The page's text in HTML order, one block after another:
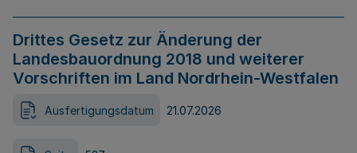
Drittes Gesetz zur Änderung der
Landesbauordnung 2018 und weiterer
Vorschriften im Land Nordrhein-Westfalen
Ausfertigungsdatum 21.07.2026